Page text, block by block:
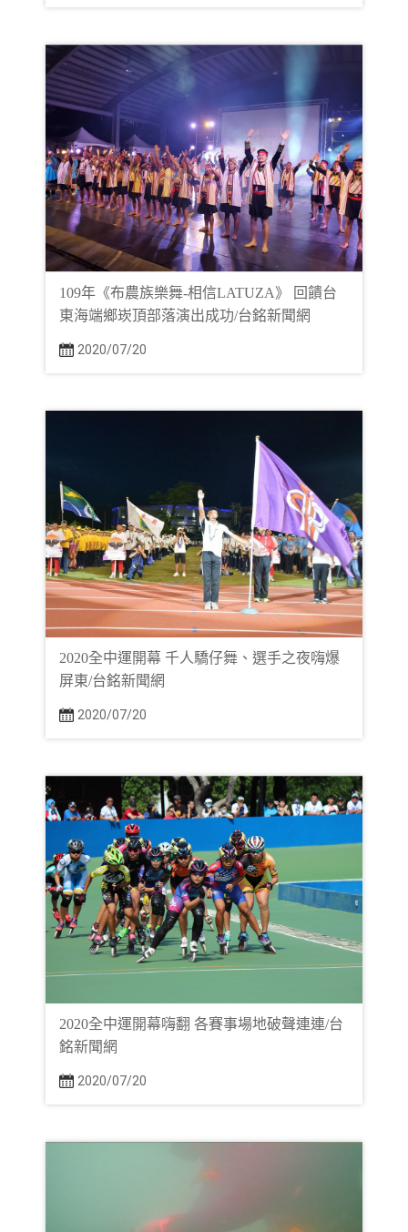
109年《布農族樂舞-相信LATUZA》 回饋台
東海端鄉崁頂部落演出成功/台銘新聞網
2020/07/20
2020全中運開幕 千人驕仔舞、選手之夜嗨爆
屏東/台銘新聞網
2020/07/20
2020全中運開幕嗨翻 各賽事場地破聲連連/台
銘新聞網
2020/07/20